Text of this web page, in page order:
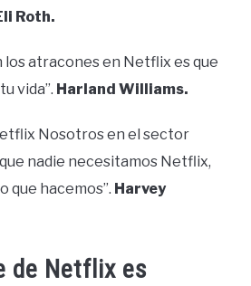
Roth.
los atracones en Netflix es que
vida”. Harland Williams.
Nosotros en el sector
nadie necesitamos Netflix,
que hacemos”. Harvey
de Netflix es